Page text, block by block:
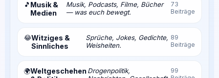
🎵 Musik &
Medien
Musik, Podcasts, Filme, Bücher
— was euch bewegt.
73
Beiträge
😂Witziges &
Sinnliches
Sprüche, Jokes, Gedichte,
Weisheiten.
89
Beiträge
🌍WeltgeschehenDrogenpolitik,
99